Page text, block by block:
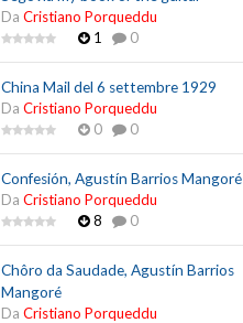
Da Cristiano Porqueddu
1
0
China Mail del 6 settembre 1929
Da Cristiano Porqueddu
0
0
Confesión, Agustín Barrios Mangoré
Da Cristiano Porqueddu
8
0
Chôro da Saudade, Agustín Barrios
Mangoré
Da Cristiano Porqueddu